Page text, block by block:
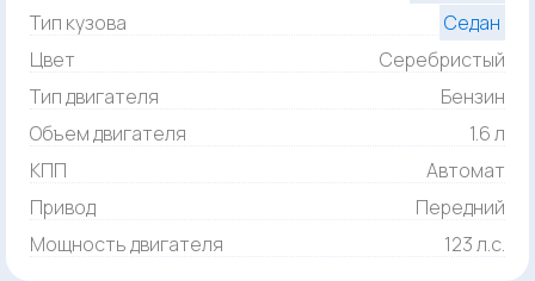
Тип кузова
Седан
Цвет
Серебристый
Тип двигателя
Бензин
Объем двигателя
1.6 л
КПП
Автомат
Привод
Передний
Мощность двигателя
123 л.с.